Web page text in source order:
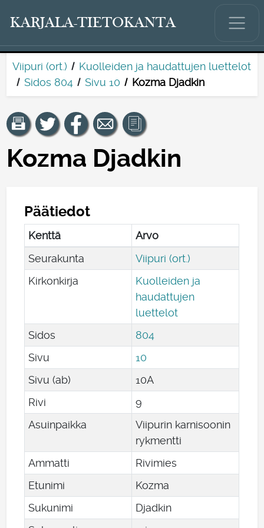
KARJALA-TIETOKANTA
Viipuri (ort.)
Kuolleiden ja haudattujen luettelot
Sidos 804
Sivu 10 Kozma Djadkin
Kozma Djadkin
Päätiedot
Kenttä
Arvo
Seurakunta
Viipuri (ort.)
Kirkonkirja
Kuolleiden ja
haudattujen
luettelot
Sidos
804
Sivu
10
Sivu (ab)
10A
Rivi
9
Asuinpaikka
Viipurin karnisoonin
rykmentti
Ammatti
Rivimies
Etunimi
Kozma
Sukunimi
Djadkin